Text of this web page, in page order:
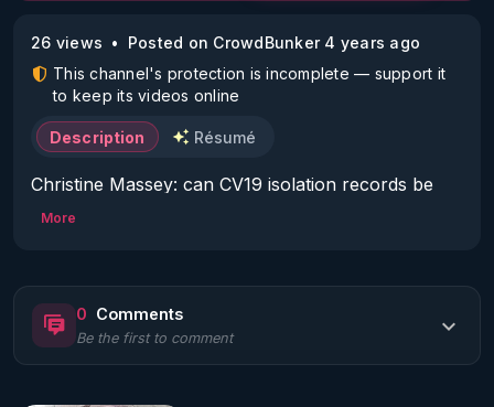
26 views
Posted on CrowdBunker 4 years ago
This channel's protection is incomplete — support it
to keep its videos online
Description Résumé
Christine Massey: can CV19 isolation records be
found? CoronaX-Files
on DTV Dimensions TV & the CoronaX-Files!
May 9 2022
More
0 Comments
Be the first to comment